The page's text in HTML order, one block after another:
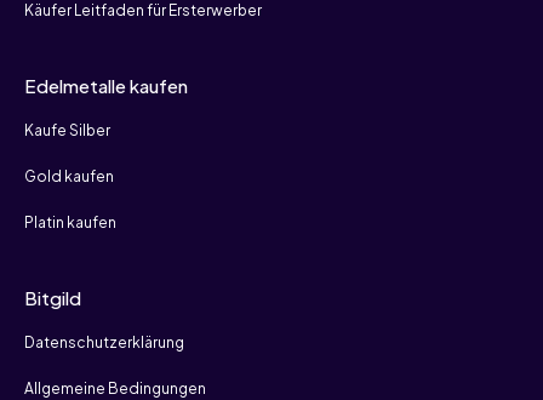
Käufer Leitfaden für Ersterwerber
Edelmetalle kaufen
Kaufe Silber
Gold kaufen
Platin kaufen
Bitgild
Datenschutzerklärung
Allgemeine Bedingungen